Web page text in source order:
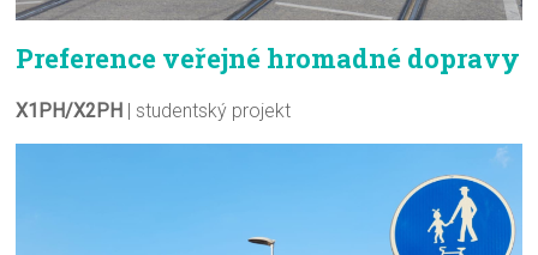
Preference veřejné hromadné dopravy
X1PH/X2PH | studentský projekt